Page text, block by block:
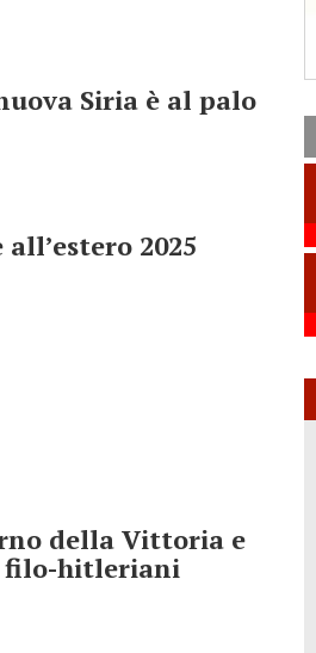
Siria è al palo
2025
della Vittoria e
filo-hitleriani